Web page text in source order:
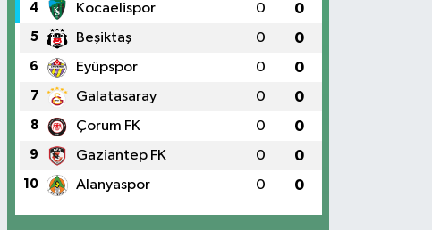
4 Kocaelispor 0 0
5 Beşiktaş 0 0
6 Eyüpspor 0 0
7 Galatasaray 0 0
8 Çorum FK 0 0
9 Gaziantep FK 0 0
10 Alanyaspor 0 0